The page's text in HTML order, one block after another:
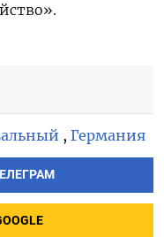
, Германия